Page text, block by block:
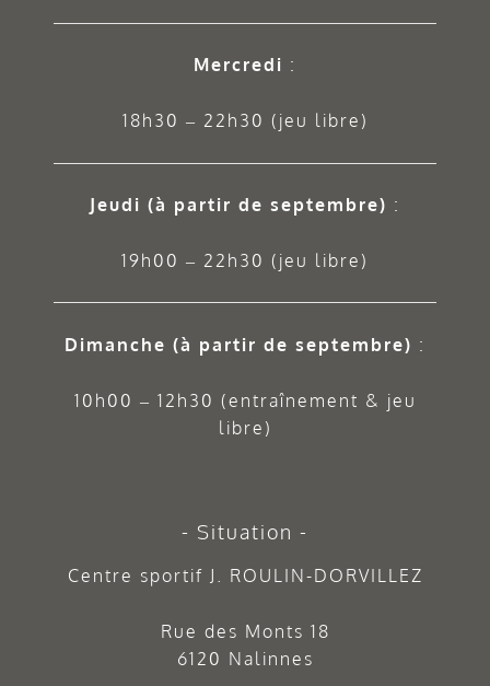
Mercredi :
18h30 – 22h30 (jeu libre)
Jeudi (à partir de septembre) :
19h00 – 22h30 (jeu libre)
Dimanche (à partir de septembre) :
10h00 – 12h30 (entraînement & jeu
libre)
Situation
Centre sportif J. ROULIN-DORVILLEZ
Rue des Monts 18
6120 Nalinnes